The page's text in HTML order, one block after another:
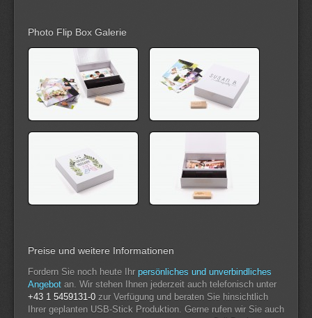
Photo Flip Box Galerie
Preise und weitere Informationen
Fordern Sie noch heute Ihr persönliches und unverbindliches
Angebot an. Wir stehen Ihnen jederzeit auch telefonisch unter
+43 1 5459131-0 zur Verfügung und beraten Sie hinsichtlich
Ihrer geplanten USB-Stick Produktion. Gerne rufen wir Sie auch